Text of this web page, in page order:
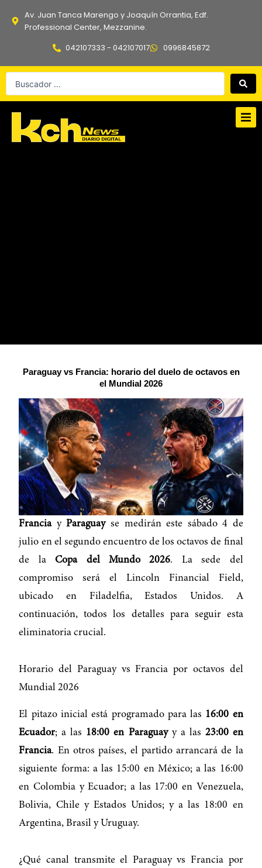
Av. Juan Tanca Marengo y Joaquín Orrantia, Edf.
Professional Center, Mezzanine.
042107333 - 042107017
0996845872
Search
Paraguay vs Francia: horario del duelo de octavos en
el Mundial 2026
FranciayParaguayse medirán este sábado 4 de
julio en el segundo encuentro de los octavos de final
de laCopa del Mundo 2026. La sede del
compromiso será el Lincoln Financial Field,
ubicado en Filadelfia, Estados Unidos. A
continuación, todos los detalles para seguir esta
eliminatoria crucial.
Horario del Paraguay vs Francia por octavos del
Mundial 2026
El pitazo inicial está programado para las 16:00 en
Ecuador; a las 18:00 en Paraguayy a las 23:00 en
Francia. En otros países, el partido arrancará de la
siguiente forma: a las 15:00 en México; a las 16:00
en Colombia y Ecuador; a las 17:00 en Venezuela,
Bolivia, Chile y Estados Unidos; y a las 18:00 en
Argentina, Brasil y Uruguay.
¿Qué canal transmite el Paraguay vs Francia por